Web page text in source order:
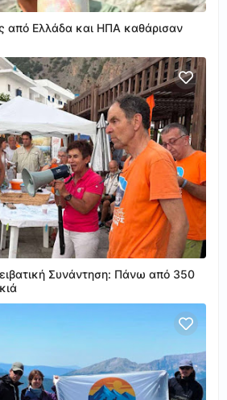
από Ελλάδα και ΗΠΑ καθάρισαν
Συνάντηση: Πάνω από 350